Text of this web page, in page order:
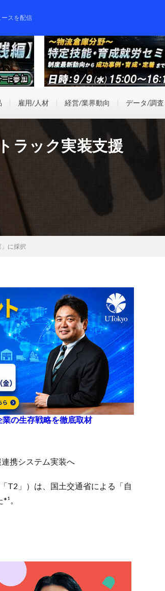
スを配信
雇用/人材 経営/業界動向 データ/調査
ラック実装支援
に採択
の生存戦略を徹底取材
携システム実装へ
T2」）は、国土交通省による「自
。